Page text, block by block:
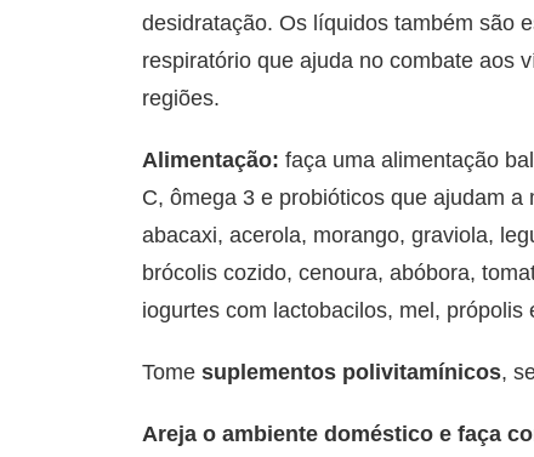
desidratação. Os líquidos também são
respiratório que ajuda no combate aos
regiões.
Alimentação: faça uma alimentação
C, ômega 3 e probióticos que ajudam
abacaxi, acerola, morango, graviola,
brócolis cozido, cenoura, abóbora,
iogurtes com lactobacilos, mel, própolis
Tome suplementos polivitamínicos,
Areja o ambiente doméstico e faça